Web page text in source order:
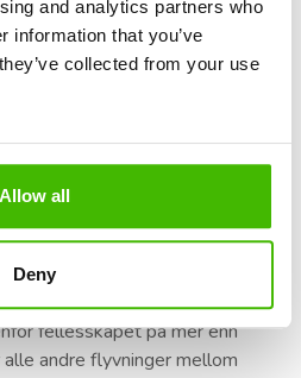
and analytics partners who
information that you’ve
collected from your use
Allow all
Deny
varigheten av forsinkelsen.
du kan ha krav på varierer
på flyreisen:
fellesskapet på mer enn
andre flyvninger mellom